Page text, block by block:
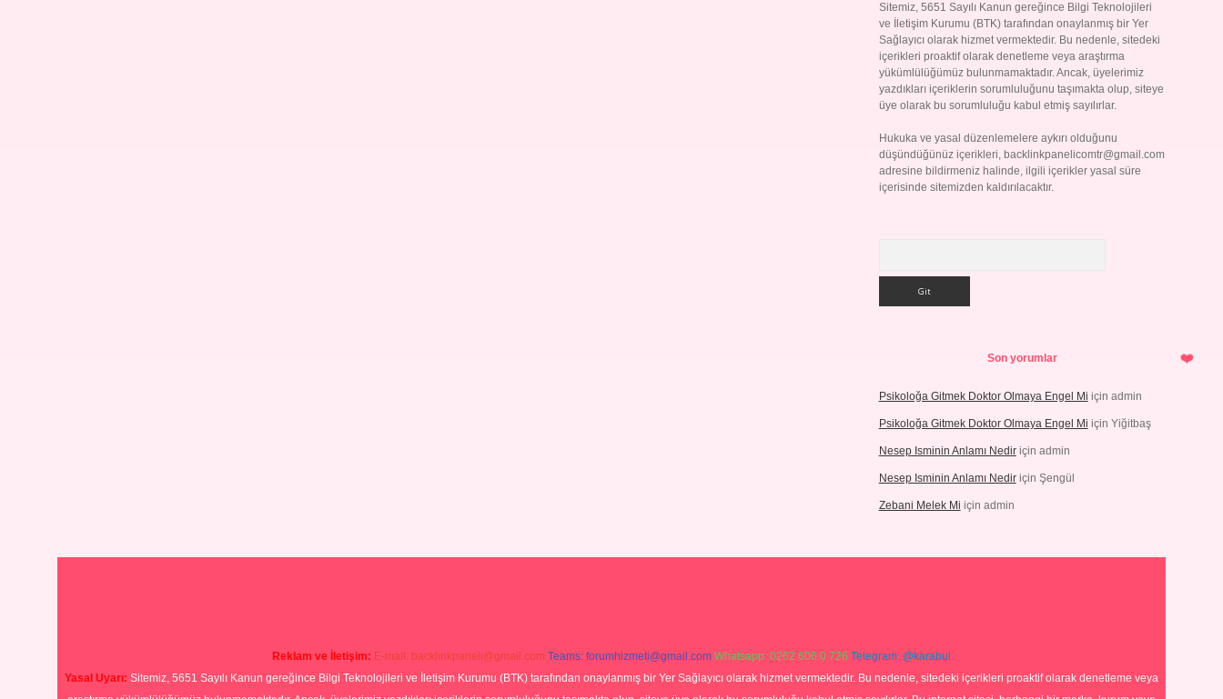
Sitemiz, 5651 Sayılı Kanun gereğince Bilgi Teknolojileri
ve İletişim Kurumu (BTK) tarafından onaylanmış bir Yer
Sağlayıcı olarak hizmet vermektedir. Bu nedenle, sitedeki
içerikleri proaktif olarak denetleme veya araştırma
yükümlülüğümüz bulunmamaktadır. Ancak, üyelerimiz
yazdıkları içeriklerin sorumluluğunu taşımakta olup, siteye
üye olarak bu sorumluluğu kabul etmiş sayılırlar.
Hukuka ve yasal düzenlemelere aykırı olduğunu
düşündüğünüz içerikleri, backlinkpanelicomtr@gmail.com
adresine bildirmeniz halinde, ilgili içerikler yasal süre
içerisinde sitemizden kaldırılacaktır.
Son yorumlar
Psikoloğa Gitmek Doktor Olmaya Engel Mi için admin
Psikoloğa Gitmek Doktor Olmaya Engel Mi için Yiğitbaş
Nesep Isminin Anlamı Nediriçin admin
Nesep Isminin Anlamı Nediriçin Şengül
Zebani Melek Mi için admin
Reklam ve İletişim: E-mail: backlinkpaneli@gmail.com Teams: forumhizmeti@gmail.com Whatsapp: 0262 606 0 726 Telegram: @karabul
Yasal Uyarı: Sitemiz, 5651 Sayılı Kanun gereğince Bilgi Teknolojileri ve İletişim Kurumu (BTK) tarafından onaylanmış bir Yer Sağlayıcı olarak hizmet vermektedir. Bu nedenle, sitedeki içerikleri proaktif olarak denetleme veya